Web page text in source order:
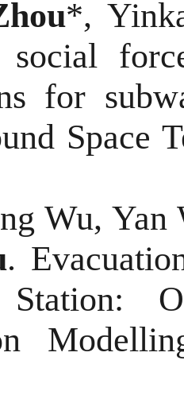
*,
social
for
Space
Wu, Yan
.
Station: